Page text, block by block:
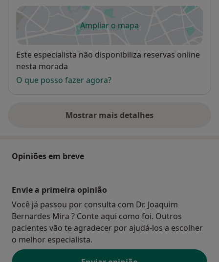
Ampliar o mapaabre num novo separador
Disponibilidade
Este especialista não disponibiliza reservas online
nesta morada
O que posso fazer agora?
Mostrar mais detalhes
sobre o endereço
Opiniões em breve
Envie a primeira opinião
Você já passou por consulta com Dr. Joaquim
Bernardes Mira ? Conte aqui como foi. Outros
pacientes vão te agradecer por ajudá-los a escolher
o melhor especialista.